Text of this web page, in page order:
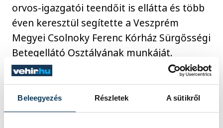
Beleegyezés Részletek A sütikről
orvos-igazgatói teendőit is ellátta és több
éven keresztül segítette a Veszprém
Megyei Csolnoky Ferenc Kórház Sürgősségi
Betegellátó Osztályának munkáját.